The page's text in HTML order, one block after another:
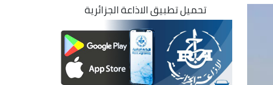
تحميل تطبيق الاذاعة الجزائرية